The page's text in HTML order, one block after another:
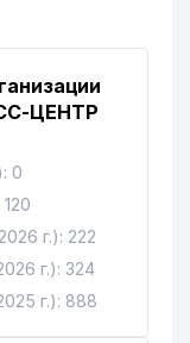
ЦЕНТР
0
г.): 222
г.): 324
г.): 888